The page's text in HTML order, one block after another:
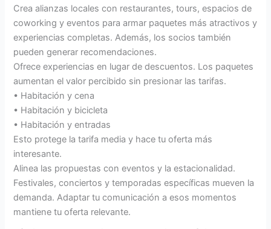
Crea alianzas locales con restaurantes, tours, espacios de
coworking y eventos para armar paquetes más atractivos y
experiencias completas. Además, los socios también
pueden generar recomendaciones.
Ofrece experiencias en lugar de descuentos. Los paquetes
aumentan el valor percibido sin presionar las tarifas.
• Habitación y cena
• Habitación y bicicleta
• Habitación y entradas
Esto protege la tarifa media y hace tu oferta más
interesante.
Alinea las propuestas con eventos y la estacionalidad.
Festivales, conciertos y temporadas específicas mueven la
demanda. Adaptar tu comunicación a esos momentos
mantiene tu oferta relevante.